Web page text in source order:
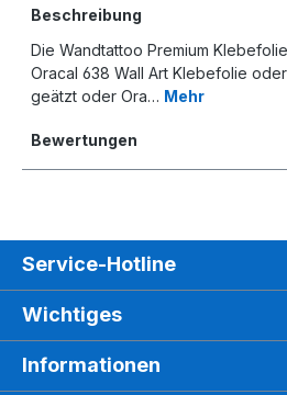
Beschreibung
Die Wandtattoo Premium
Oracal 638 Wall Art Klebefolie
geätzt oder Ora… Mehr
Bewertungen
Service-Hotline
Wichtiges
Informationen